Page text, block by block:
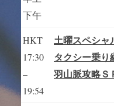
下午
HKT
17:30
–
19:54
土曜スペシ
タクシー乗
羽山脈攻略Ｓ